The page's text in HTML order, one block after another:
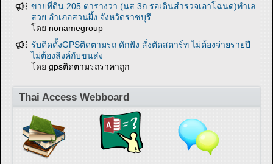
ขายที่ดิน 205 ตารางวา (นส.3ก.รอเดินสำรวจเอาโฉนด)ทำเล
สวย อำเภอสวนผึ้ง จังหวัดราชบุรี
โดย nonamegroup
รับติดตั้งGPSติดตามรถ ดักฟัง สั่งตัดสตาร์ท ไม่ต้องจ่ายรายปี
ไม่ต้องลิงค์กับขนส่ง
โดย gpsติดตามรถราคาถูก
Thai Access Webboard